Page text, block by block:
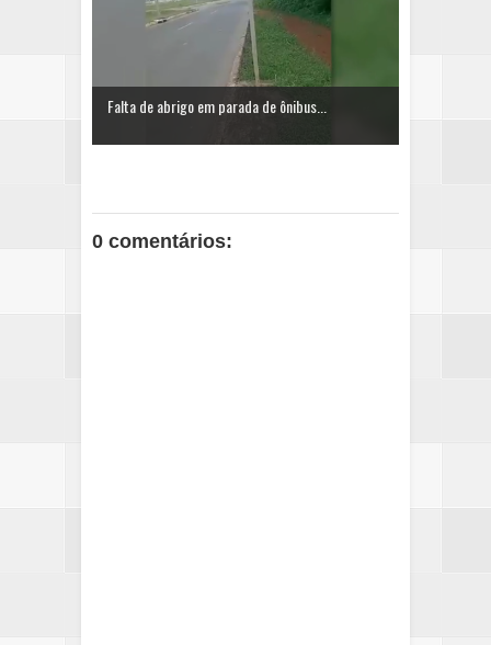
Falta de abrigo em parada de ônibus...
0 comentários: